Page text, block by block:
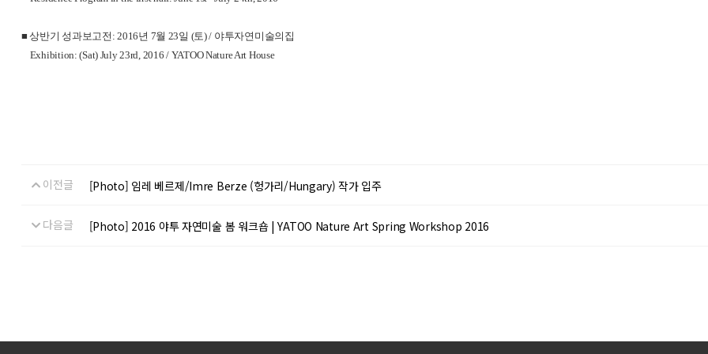
■ 상반기 성과보고전: 2016년 7월 23일 (토) / 야투자연미술의집
Exhibition: (Sat) July 23rd, 2016 / YATOO Nature Art House
이전글 [Photo] 임레 베르제/Imre Berze (헝가리/Hungary) 작가 입주
다음글 [Photo] 2016 야투 자연미술 봄 워크숍 | YATOO Nature Art Spring Workshop 2016